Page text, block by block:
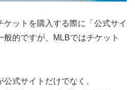
ケットを購入する際に「公式サイ
般的ですが、MLBではチケット
式サイトだけでなく、